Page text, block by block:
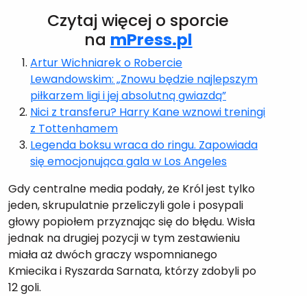
Czytaj więcej o sporcie
na mPress.pl
Artur Wichniarek o Robercie
Lewandowskim: „Znowu będzie najlepszym
piłkarzem ligi i jej absolutną gwiazdą”
Nici z transferu? Harry Kane wznowi treningi
z Tottenhamem
Legenda boksu wraca do ringu. Zapowiada
się emocjonująca gala w Los Angeles
Gdy centralne media podały, że Król jest tylko
jeden, skrupulatnie przeliczyli gole i posypali
głowy popiołem przyznając się do błędu. Wisła
jednak na drugiej pozycji w tym zestawieniu
miała aż dwóch graczy wspomnianego
Kmiecika i Ryszarda Sarnata, którzy zdobyli po
12 goli.